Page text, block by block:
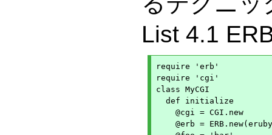
List 4.1
require 'erb'
require 'cgi'
class MyCGI
  def initialize
    @cgi = CGI.new
@erb =